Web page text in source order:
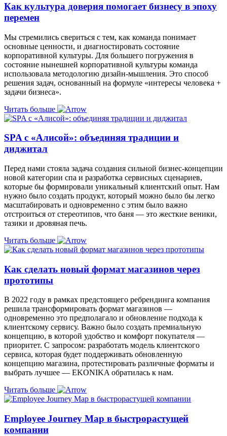
Как культура доверия помогает бизнесу в эпоху
перемен
Мы стремились свериться с тем, как команда понимает
основные ценности, и диагностировать состояние
корпоративной культуры. Для большего погружения в
состояние нынешней корпоративной культуры команда
использовала методологию дизайн-мышления. Это способ
решения задач, основанный на формуле «интересы человека +
задачи бизнеса».
Читать больше
SPA с «Алисой»: объединяя традиции и
диджитал
Перед нами стояла задача создания сильной бизнес-концепции
новой категории спа и разработка сервисных сценариев,
которые бы формировали уникальный клиентский опыт. Нам
нужно было создать продукт, который можно было бы легко
масштабировать и одновременно с этим было важно
отстроиться от стереотипов, что баня — это жесткие веники,
тазики и дровяная печь.
Читать больше
Как сделать новый формат магазинов через
прототипы
В 2022 году в рамках предстоящего ребрендинга компания
решила трансформировать формат магазинов —
одновременно это предполагало и обновление подхода к
клиентскому сервису. Важно было создать премиальную
концепцию, в которой удобство и комфорт покупателя —
приоритет. С запросом: разработать модель клиентского
сервиса, которая будет поддерживать обновленную
концепцию магазина, протестировать различные форматы и
выбрать лучшее — EKONIKA обратилась к нам.
Читать больше
Employee Journey Map в быстрорастущей
компании